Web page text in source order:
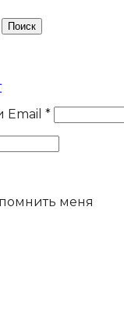
Поиск
Email *
меня